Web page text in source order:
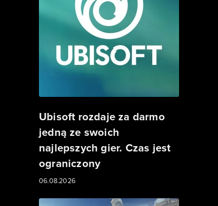
Ubisoft rozdaje za darmo
jedną ze swoich
najlepszych gier. Czas jest
ograniczony
06.08.2026